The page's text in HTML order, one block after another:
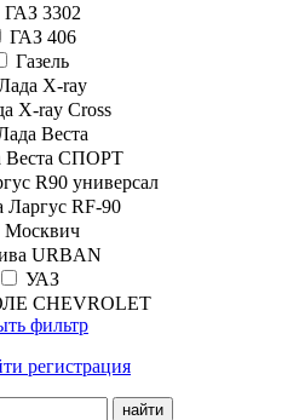
ГАЗ 3302
ГАЗ 406
Газель
X-ray
X-ray Cross
Веста
Веста СПОРТ
R90 универсал
Ларгус RF-90
Москвич
URBAN
УАЗ
CHEVROLET
фильтр
регистрация
найти